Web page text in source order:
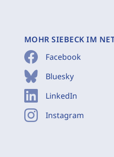
MOHR SIEBECK IM
Facebook
Bluesky
LinkedIn
Instagram